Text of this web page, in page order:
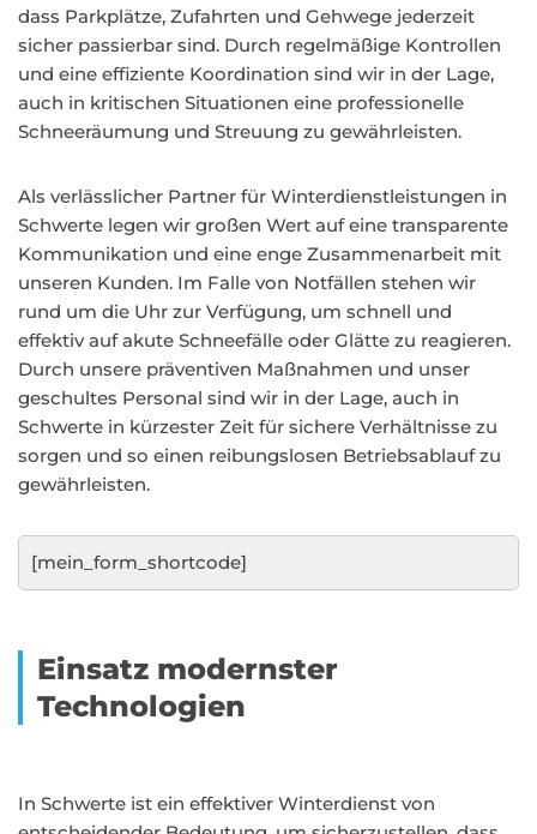
dass Parkplätze, Zufahrten und Gehwege jederzeit
sicher passierbar sind. Durch regelmäßige Kontrollen
und eine effiziente Koordination sind wir in der Lage,
auch in kritischen Situationen eine professionelle
Schneeräumung und Streuung zu gewährleisten.
Als verlässlicher Partner für Winterdienstleistungen in
Schwerte legen wir großen Wert auf eine transparente
Kommunikation und eine enge Zusammenarbeit mit
unseren Kunden. Im Falle von Notfällen stehen wir
rund um die Uhr zur Verfügung, um schnell und
effektiv auf akute Schneefälle oder Glätte zu reagieren.
Durch unsere präventiven Maßnahmen und unser
geschultes Personal sind wir in der Lage, auch in
Schwerte in kürzester Zeit für sichere Verhältnisse zu
sorgen und so einen reibungslosen Betriebsablauf zu
gewährleisten.
[mein_form_shortcode]
Einsatz modernster
Technologien
In Schwerte ist ein effektiver Winterdienst von